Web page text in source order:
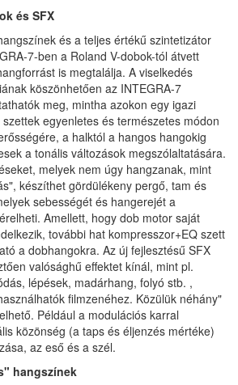
és SFX
és a teljes értékű szintetizátor
7-ben a Roland V-dobok-tól átvett
is megtalálja. A viselkedés
köszönhetően az INTEGRA-7
meg, mintha azokon egy igazi
egyenletes és természetes módon
a halktól a hangos hangokig
a tonális változások megszólaltatására.
melyek nem úgy hangzanak, mint
készíthet gördülékeny pergő, tam és
sebességét és hangerejét a
Amellett, hogy dob motor saját
további hat kompresszor+EQ szett
a dobhangokra. Az új fejlesztésű SFX
valósághű effektet kínál, mint pl.
lépések, madárhang, folyó stb. ,
filmzenéhez. Közülük néhány"
Például a modulációs karral
közönség (a taps és éljenzés mértéke)
az eső és a szél.
hangszínek